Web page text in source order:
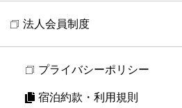
法人会員制度
プライバシーポリシー
宿泊約款・利用規則